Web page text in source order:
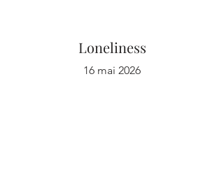
Loneliness
16 mai 2026